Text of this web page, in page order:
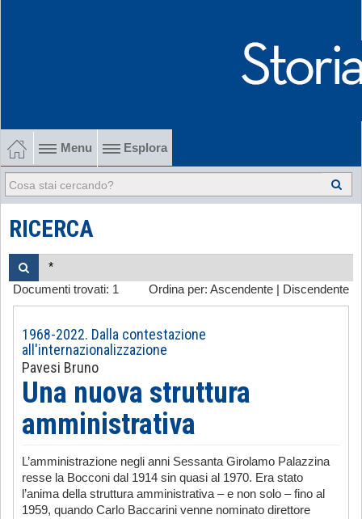
Menu Esplora
1902-1915 Gli esordi
1915-1945 Tra le due guerre
1945-1968 Dalla liberazione al '68
1968-2022 Dalla contestazione all'internazionalizzazione
-
RICERCA
Ordina per: Ascendente Discendente
Documenti trovati: 1
1968-2022. Dalla contestazione
all'internazionalizzazione
Pavesi Bruno
Una nuova struttura
amministrativa
L’amministrazione negli anni Sessanta Girolamo Palazzina
resse la Bocconi dal 1914 sin quasi al 1970. Era stato
l’anima della struttura amministrativa – e non solo – fino al
1959, quando Carlo Baccarini venne nominato direttore